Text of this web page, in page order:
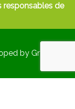
responsables de
by Gryd